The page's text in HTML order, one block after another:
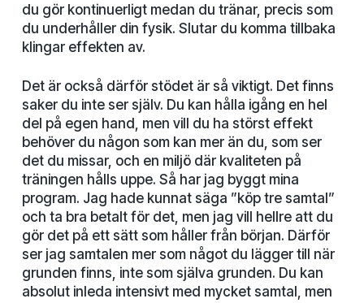
du gör kontinuerligt medan du tränar, precis som
du underhåller din fysik. Slutar du komma tillbaka
klingar effekten av.
Det är också därför stödet är så viktigt. Det finns
saker du inte ser själv. Du kan hålla igång en hel
del på egen hand, men vill du ha störst effekt
behöver du någon som kan mer än du, som ser
det du missar, och en miljö där kvaliteten på
träningen hålls uppe. Så har jag byggt mina
program. Jag hade kunnat säga ”köp tre samtal”
och ta bra betalt för det, men jag vill hellre att du
gör det på ett sätt som håller från början. Därför
ser jag samtalen mer som något du lägger till när
grunden finns, inte som själva grunden. Du kan
absolut inleda intensivt med mycket samtal, men